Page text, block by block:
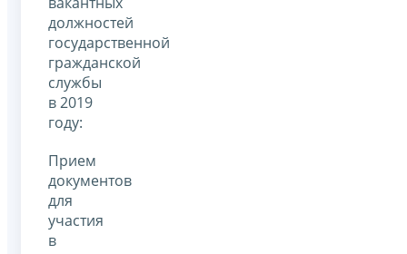
должностей
государственной
гражданской
службы
в 2019
году:
Прием
документов
для
участия
в